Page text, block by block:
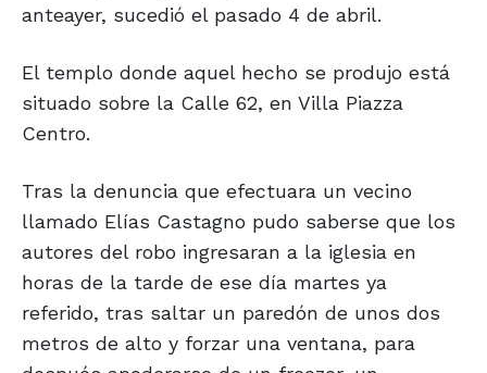
anteayer, sucedió el pasado 4 de abril.
El templo donde aquel hecho se produjo está
situado sobre la Calle 62, en Villa Piazza
Centro.
Tras la denuncia que efectuara un vecino
llamado Elías Castagno pudo saberse que los
autores del robo ingresaran a la iglesia en
horas de la tarde de ese día martes ya
referido, tras saltar un paredón de unos dos
metros de alto y forzar una ventana, para